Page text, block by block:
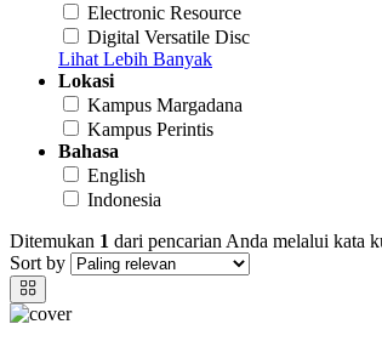
Electronic Resource
Digital Versatile Disc
Lihat Lebih Banyak
Lokasi
Kampus Margadana
Kampus Perintis
Bahasa
English
Indonesia
Ditemukan 1 dari pencarian Anda melalui kata
Sort by